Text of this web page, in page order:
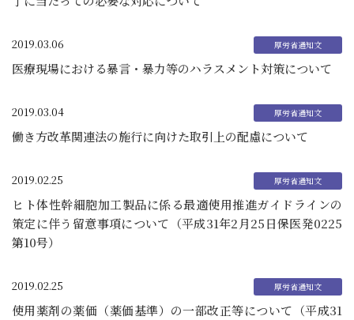
2019.03.06
医療現場における暴言・暴力等のハラスメント対策について
2019.03.04
働き方改革関連法の施行に向けた取引上の配慮について
2019.02.25
ヒト体性幹細胞加工製品に係る最適使用推進ガイドラインの
策定に伴う留意事項について（平成31年2月25日保医発0225
第10号）
2019.02.25
使用薬剤の薬価（薬価基準）の一部改正等について（平成31